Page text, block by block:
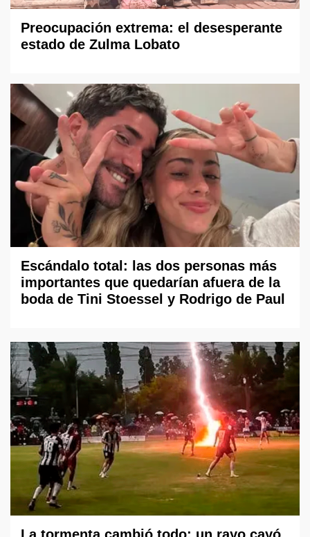
Preocupación extrema: el desesperante
estado de Zulma Lobato
Escándalo total: las dos personas más
importantes que quedarían afuera de la
boda de Tini Stoessel y Rodrigo de Paul